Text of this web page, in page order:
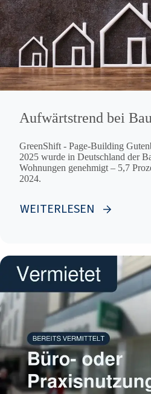
Aufwärtstrend bei
GreenShift - Page-Building
2025 wurde in Deutschland der
Wohnungen genehmigt – 5,7
2024.
WEITERLESEN